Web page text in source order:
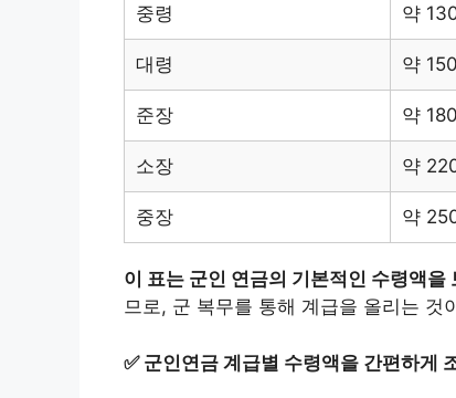
중령 약
대령 약
준장 약
소장 약
중장 약
이 표는 군인 연금의 기본적인 수령액을
므로, 군 복무를 통해 계급을 올리는 것
✅ 군인연금 계급별 수령액을 간편하게